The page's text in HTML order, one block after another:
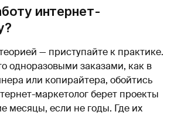
интернет-
— приступайте к практике.
одноразовыми заказами, как в
или копирайтера, обойтись
маркетолог берет проекты
месяцы, если не годы. Где их